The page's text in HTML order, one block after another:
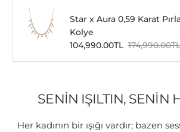
Star x Aura 0,59 Karat
Kolye
İndirimli fiyat
104,990.00TL Normal fiyat
174,990.00TL
SENİN IŞILTIN, SENİN
Her kadının bir ışığı vardır; bazen